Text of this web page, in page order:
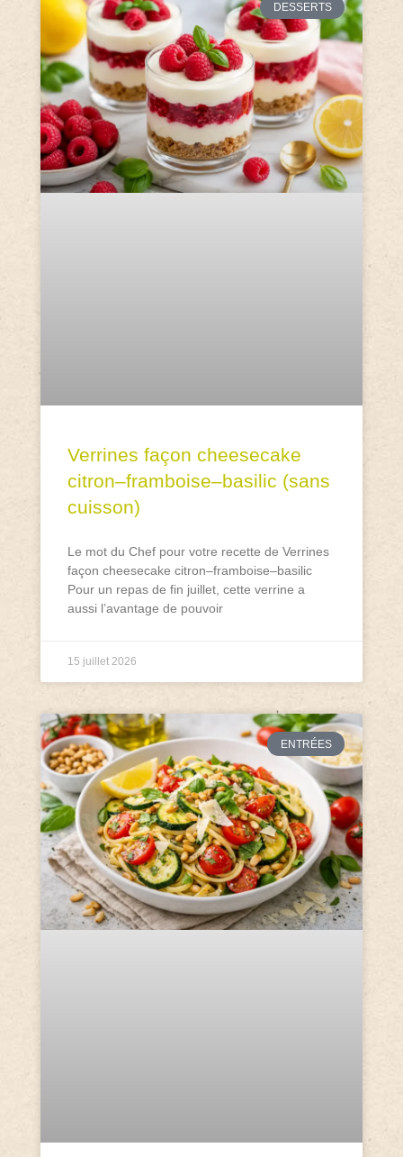
DESSERTS
Verrines façon cheesecake
citron–framboise–basilic (sans
cuisson)
Le mot du Chef pour votre recette de Verrines
façon cheesecake citron–framboise–basilic
Pour un repas de fin juillet, cette verrine a
aussi l’avantage de pouvoir
15 juillet 2026
ENTRÉES